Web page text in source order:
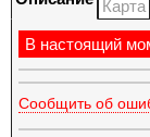
Карта
В настоящий
Сообщить об